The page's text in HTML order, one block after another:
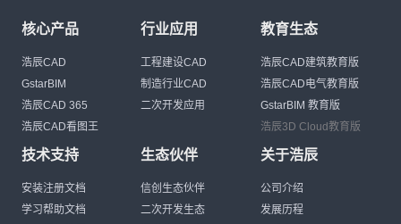
核心产品
浩辰CAD
GstarBIM
浩辰CAD 365
浩辰CAD看图王
行业应用
工程建设CAD
制造行业CAD
二次开发应用
教育生态
浩辰CAD建筑教育版
浩辰CAD电气教育版
GstarBIM 教育版
浩辰3D Cloud教育版
技术支持
安装注册文档
学习帮助文档
生态伙伴
信创生态伙伴
二次开发生态
关于浩辰
公司介绍
发展历程